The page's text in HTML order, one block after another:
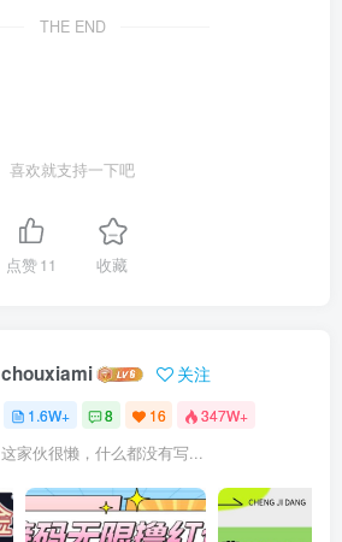
THE END
喜欢就支持一下吧
点赞11 收藏
chouxiami 关注
1.6W+ 8 16 347W+
这家伙很懒，什么都没有写...